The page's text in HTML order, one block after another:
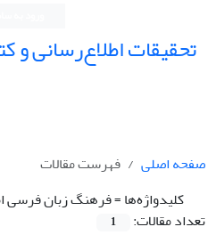
تحقیقات اطلاع‌رسانی و
صفحه اصلی
فهرست مقالات
کلیدواژه‌ها =فرهنگ زبان فرسی
تعداد مقالات:
1